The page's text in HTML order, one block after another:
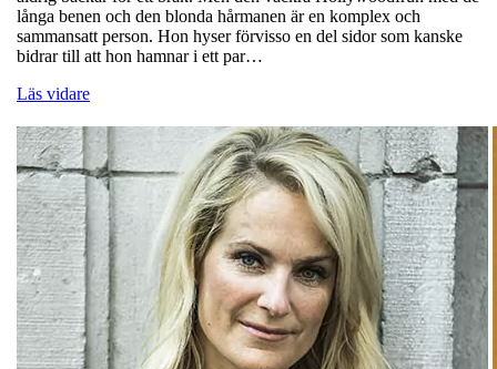
långa benen och den blonda hårmanen är en komplex och
sammansatt person. Hon hyser förvisso en del sidor som kanske
bidrar till att hon hamnar i ett par…
Läs vidare